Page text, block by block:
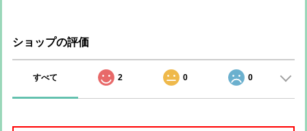
ショップの評価
すべて 2 0 0